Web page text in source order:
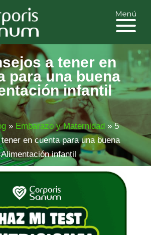
a tener en
para una buena
infantil
» Embarazo y Maternidad » 5
en cuenta para una buena
Alimentación infantil